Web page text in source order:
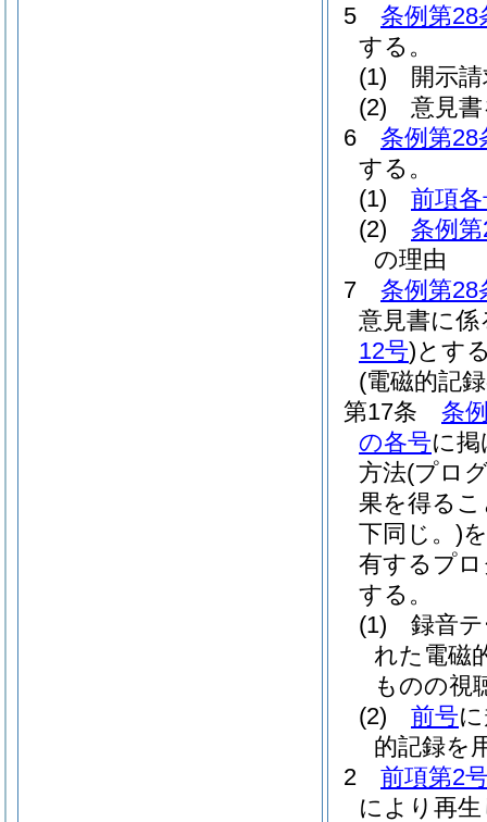
5
条例第28
する。
(1)
開示
(2)
意見
6
条例第28
する。
(1)
前項
(2)
条例
の理由
7
条例第28
意見書に
12号)とす
(電磁的記
第17条
条
の各号に
方法(プロ
果を得る
下同じ。)
有するプ
する。
(1)
録音
れた電磁
ものの視
(2)
前号
的記録を
2
前項第2
により再